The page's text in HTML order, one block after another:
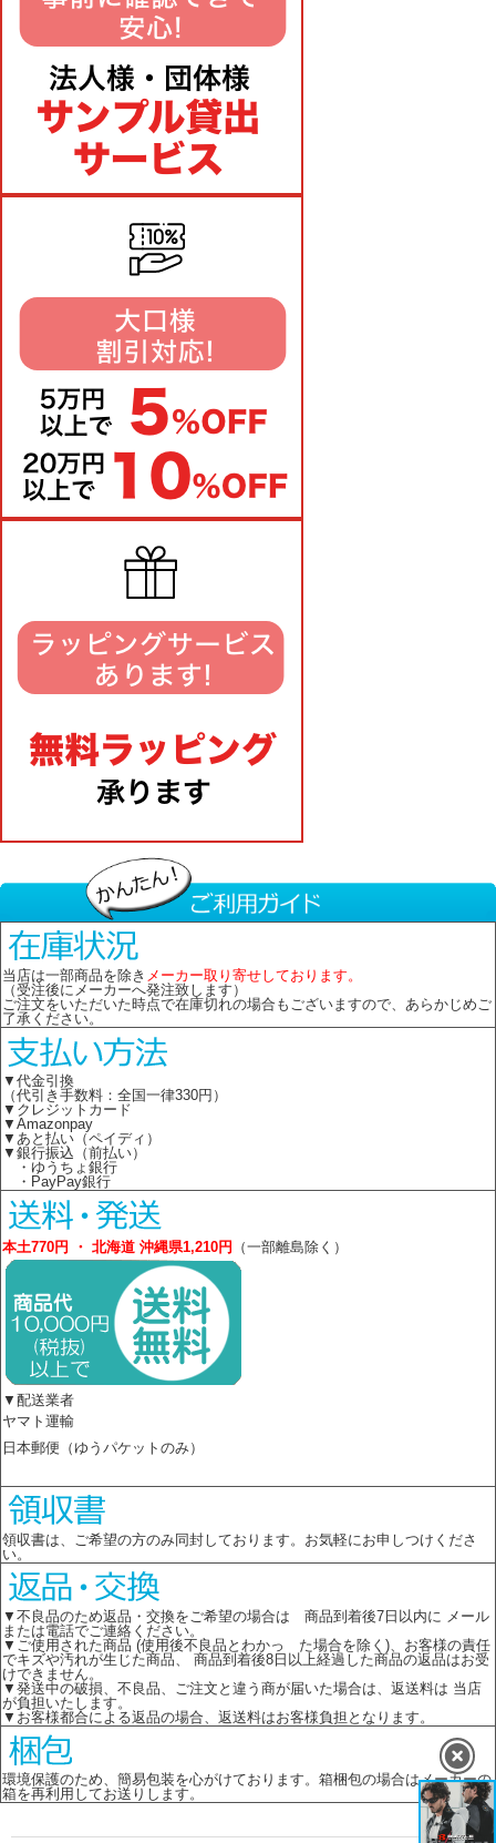
当店は一部商品を除き メーカー取り寄せしております。
（受注後にメーカーへ発注致します）
ご注文をいただいた時点で在庫切れの場合もございますので、あらかじめご
了承ください。
▼代金引換
（代引き手数料：全国一律330円）
▼クレジットカード
▼Amazonpay
▼あと払い（ペイディ）
▼銀行振込（前払い）
・ゆうちょ銀行
・PayPay銀行
本土770円 ・ 北海道 沖縄県1,210円 （一部離島除く）
▼配送業者
ヤマト運輸
日本郵便（ゆうパケットのみ）
領収書は、ご希望の方のみ同封しております。お気軽にお申しつけくださ
い。
▼不良品のため返品・交換をご希望の場合は 商品到着後7日以内に メール
または電話でご連絡ください。
▼ご使用された商品 (使用後不良品とわかっ た場合を除く)、お客様の責任
でキズや汚れが生じた商品、 商品到着後8日以上経過した商品の返品はお受
けできません。
▼発送中の破損、不良品、ご注文と違う商が届いた場合は、返送料は 当店
が負担いたします。
▼お客様都合による返品の場合、返送料はお客様負担となります。
環境保護のため、簡易包装を心がけております。箱梱包の場合はメーカーの
箱を再利用してお送りします。